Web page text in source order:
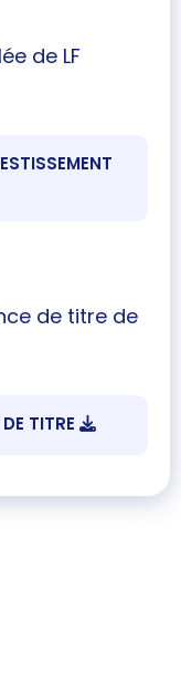
de LF
de titre de
TITRE